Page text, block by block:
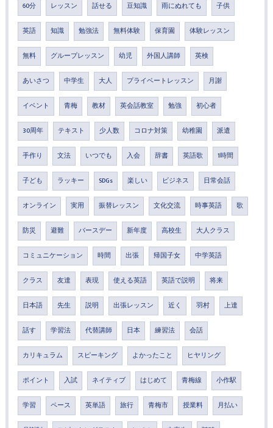
60分 レッスン 話せる 豆知識 雨にぬれても 子供
英語 知識 勉強法 無料体験 保育園 体験レッスン
無料 グループレッスン 幼児 外国人講師 英検
あいさつ 中学生 大人 プライベートレッスン 月謝
イベント 青梅 教材 英会話教室 勉強 初心者
30周年 テキスト 少人数 コロナ対策 幼稚園 派遣
手作り 文法 いつでも 入会 辞書 英語歌 1時間
子ども ラッキー SDGs 楽しい ビジネス 日常会話
オンライン 実用 振替レッスン 文化交流 時事英語 歌
防災 避難 バースデー 新年度 高校生 大人クラス
コミュニケーション 時間 出張 帰国子女 中学英語
クラス 友達 表現 使える英語 英語で説明 将来
日本語 先生 説明 出張レッスン 近く 羽村 上達
話す 学習法 代替講師 日本 練習法 会話
カリキュラム スピーキング よかったこと ヒヤリング
ポイント 入試 ネイティブ はじめて 青梅線 小作駅
学習 ペース 英単語 旅行 青梅市 授業料 月払い